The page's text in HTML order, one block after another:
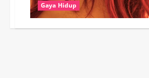
Gaya Hidup